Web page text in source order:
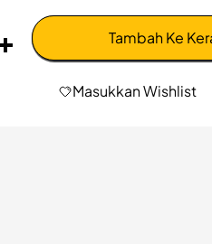
Tambah Ke
Masukkan Wishlist